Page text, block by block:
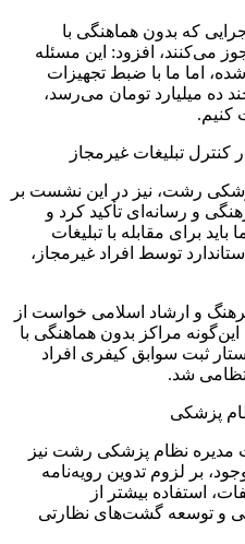
که بدون هماهنگی با
می‌کنند، افزود: این مسئله
اما ما با ضبط تجهیزات
ده میلیارد تومان می‌رسد،
کنیم.
تبلیغات غیرمجاز
رشت، نیز در این نشست بر
و رسانه‌ای تأکید کرد و
برای مقابله با تبلیغات
توسط افراد غیرمجاز،
و ارشاد اسلامی خواست از
مراکز بدون هماهنگی با
ثبت سوابق کیفری افراد
شد.
پزشکی
مدیره نظام پزشکی رشت نیز
بر لزوم تدوین رویه‌نامه
استفاده بیشتر از
و توسعه گشت‌های نظارتی